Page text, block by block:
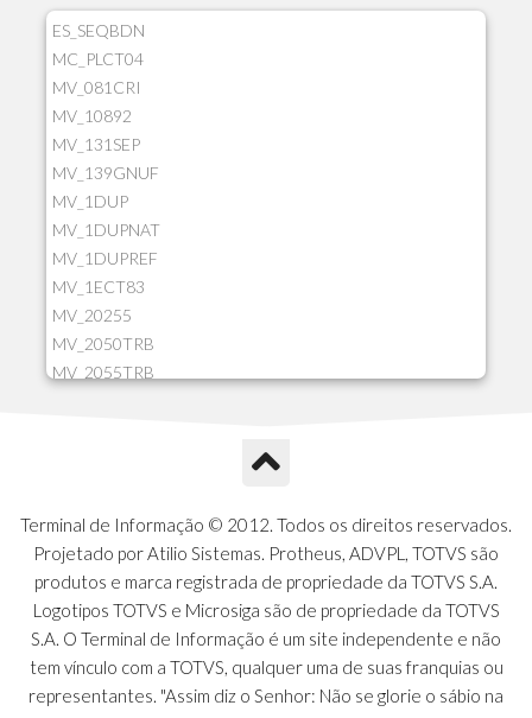
ES_SEQBDN
MC_PLCT04
MV_081CRI
MV_10892
MV_131SEP
MV_139GNUF
MV_1DUP
MV_1DUPNAT
MV_1DUPREF
MV_1ECT83
MV_20255
MV_2050TRB
MV_2055TRB
MV_2GNOINC
MV_320SLD
MV_325PMDA
MV_330ATCM
MV_340LOCK
MV_3DUPREF
MV_5CLIFOR
Terminal de Informação © 2012. Todos os direitos reservados.
Projetado por Atilio Sistemas. Protheus, ADVPL, TOTVS são
produtos e marca registrada de propriedade da TOTVS S.A.
Logotipos TOTVS e Microsiga são de propriedade da TOTVS
S.A. O Terminal de Informação é um site independente e não
tem vínculo com a TOTVS, qualquer uma de suas franquias ou
representantes. "Assim diz o Senhor: Não se glorie o sábio na